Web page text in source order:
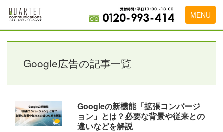
MENU
トップページ
料金表
初めて導入をお考えの方
代理店の乗り換えをお考えの方
Google広告の記事一覧
Googleの新機能「拡張コンバージ
ョン」とは？必要な背景や従来との
違いなどを解説